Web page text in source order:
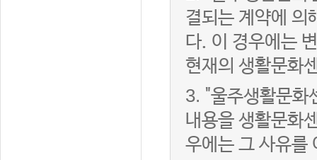
결되는 계약에 의
다. 이 경우에는
현재의 생활문화
3. "울주생활문화
내용을 생활문화
우에는 그 사유를